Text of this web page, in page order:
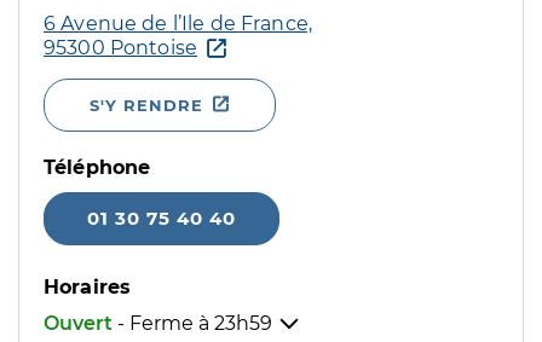
6 Avenue de l’Ile de France,
95300 Pontoise
S'Y RENDRE
Téléphone
01 30 75 40 40
Horaires
Ouvert - Ferme à 23h59